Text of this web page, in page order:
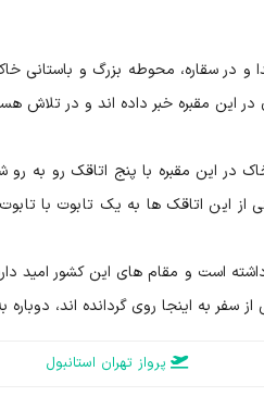
و در سقاره، محوطه بزرگ و
در این مقبره خبر داده اند و در
در این مقبره با پنج اتاقک رو به رو
است و مقام های این کشور امید
سفر به اینجا روی گردانده اند،
پرواز تهران استانبول